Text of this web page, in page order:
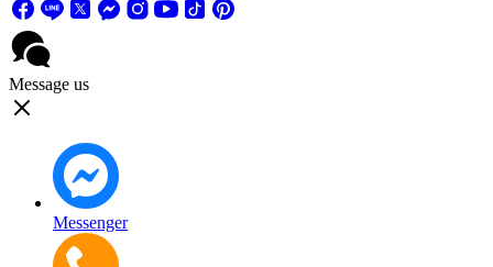
Message us
Messenger